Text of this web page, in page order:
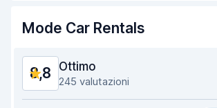
Mode Car Rentals
8,8 Ottimo
245 valutazioni